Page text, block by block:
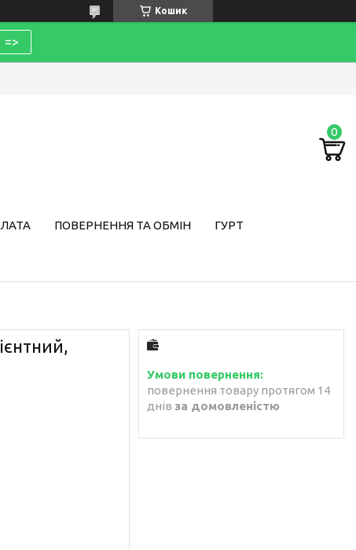
Кошик
=>
ПОВЕРНЕННЯ ТА ОБМІН ГУРТ
повернення товару протягом 14
днів за домовленістю